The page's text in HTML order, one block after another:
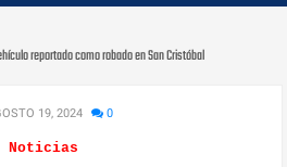
reportado como robado en San Cristóbal
19, 2024 0
Noticias